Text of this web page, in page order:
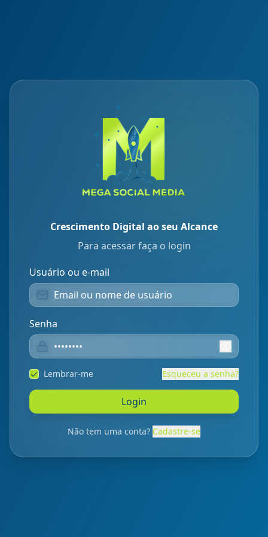
Crescimento Digital ao seu Alcance
Para acessar faça o login
Usuário ou e-mail
Senha
Lembrar-me Esqueceu a senha?
Login
Não tem uma conta? Cadastre-se